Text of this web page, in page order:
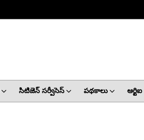
సిటిజెన్ సర్వీసెస్ పథకాలు ఆర్టిఐ